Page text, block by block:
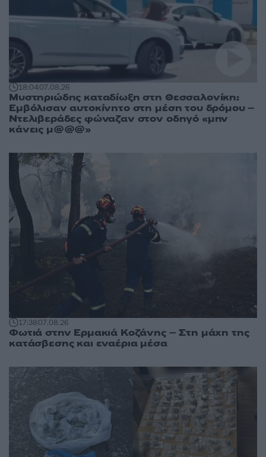
18:0407.08.26
Μυστηριώδης καταδίωξη στη Θεσσαλονίκη:
Εμβόλισαν αυτοκίνητο στη μέση του δρόμου –
Ντελιβεράδες φώναζαν στον οδηγό «μην
κάνεις μ@@@»
17:3807.08.26
Φωτιά στην Ερμακιά Κοζάνης – Στη μάχη της
κατάσβεσης και εναέρια μέσα